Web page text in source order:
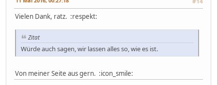
Vielen Dank, ratz. :respekt:
Zitat
Würde auch sagen, wir lassen alles so, wie es ist.
Von meiner Seite aus gern. :icon_smile: